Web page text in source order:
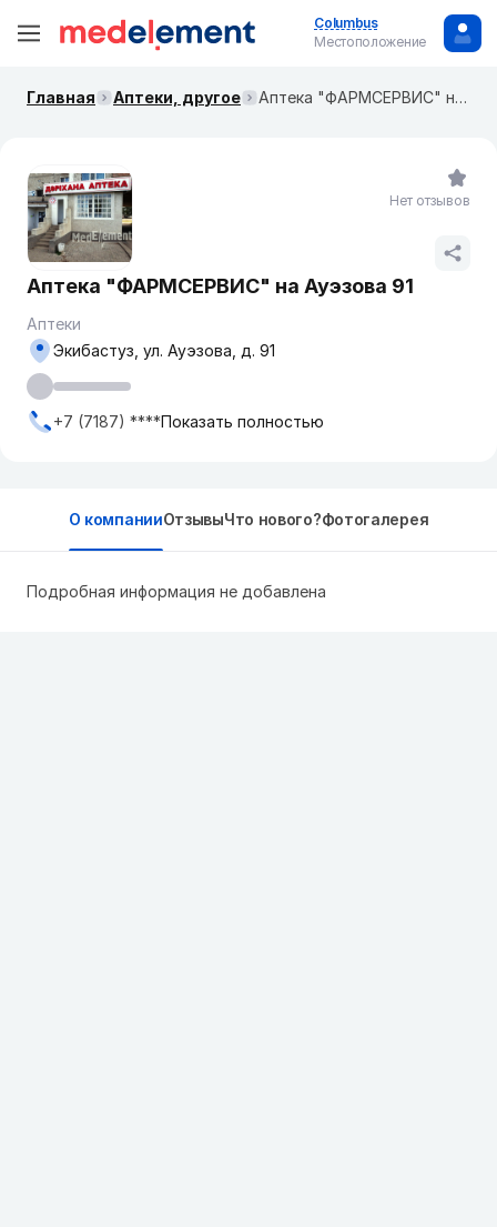
Columbus
Местоположение
Главная Аптеки, другое Аптека "ФАРМСЕРВИС" на Ауэзова 91
Аптека "ФАРМСЕРВИС" на Ауэзова 91
Аптеки
Экибастуз, ул. Ауэзова, д. 91
+7 (7187) ****Показать полностью
Нет отзывов
О компанииОтзывыЧто нового?Фотогалерея
Подробная информация не добавлена